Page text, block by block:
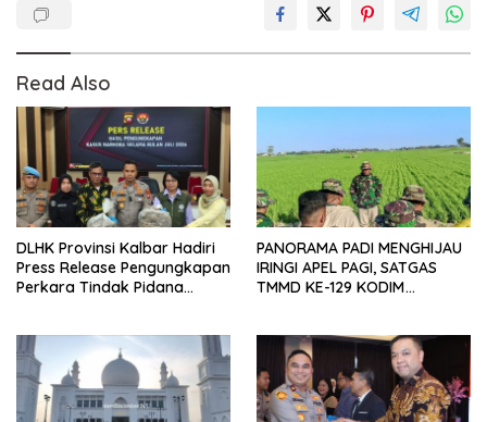
Read Also
DLHK Provinsi Kalbar Hadiri
Press Release Pengungkapan
Perkara Tindak Pidana
PANORAMA PADI MENGHIJAU
IRINGI APEL PAGI, SATGAS
TMMD KE-129 KODIM